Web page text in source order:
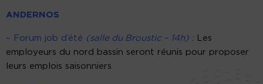
ANDERNOS
– Forum job d’été (salle du Broustic – 14h) : Les
employeurs du nord bassin seront réunis pour proposer
leurs emplois saisonniers